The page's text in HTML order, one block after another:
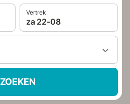
Vertrek
za 22-08
ZOEKEN